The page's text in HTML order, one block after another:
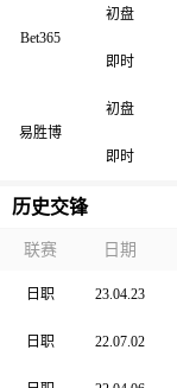
Bet365
初盘
即时
易胜博
初盘
即时
历史交锋
联赛 日期
日职 23.04.23
日职 22.07.02